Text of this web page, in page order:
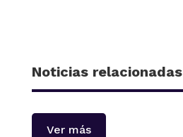
Noticias relacionadas
Ver más